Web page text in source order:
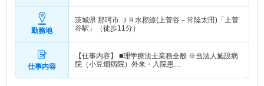
勤務地
茨城県 那珂市 ＪＲ水郡線(上菅谷－常陸太田)「上菅
谷駅」（徒歩11分）
仕事内容
【仕事内容】 ■理学療法士業務全般 ※当法人施設病
院（小豆畑病院）外来・入院患…